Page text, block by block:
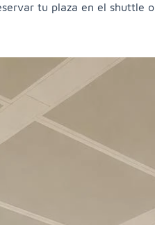
tu plaza en el shuttle o